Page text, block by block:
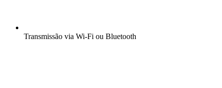
Transmissão via Wi-Fi ou Bluetooth